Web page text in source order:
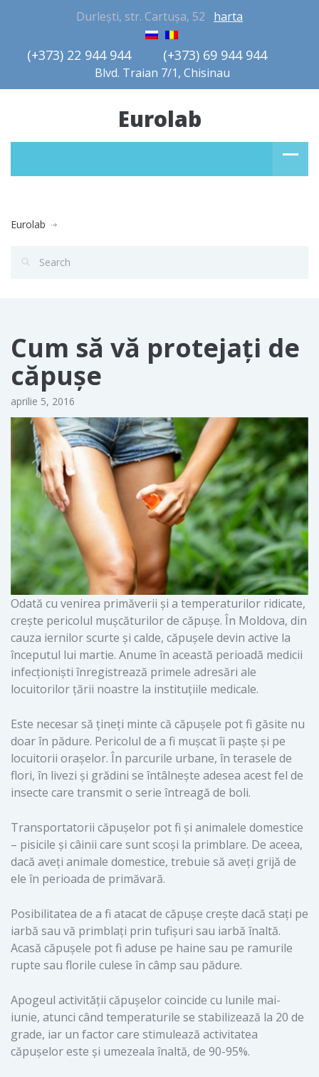
Durlești, str. Cartușa, 52 harta
(+373) 22 944 944         (+373) 69 944 944
Blvd. Traian 7/1, Chisinau
Eurolab
Eurolab
Cum să vă protejați de
căpușe
aprilie 5, 2016
Odată cu venirea primăverii și a temperaturilor ridicate,
crește pericolul mușcăturilor de căpușe. În Moldova, din
cauza iernilor scurte și calde, căpușele devin active la
începutul lui martie. Anume în această perioadă medicii
infecționiști înregistrează primele adresări ale
locuitorilor țării noastre la instituțiile medicale.
Este necesar să țineți minte că căpușele pot fi găsite nu
doar în pădure. Pericolul de a fi mușcat îi paște și pe
locuitorii orașelor. În parcurile urbane, în terasele de
flori, în livezi și grădini se întâlnește adesea acest fel de
insecte care transmit o serie întreagă de boli.
Transportatorii căpușelor pot fi și animalele domestice
– pisicile și câinii care sunt scoși la primblare. De aceea,
dacă aveți animale domestice, trebuie să aveți grijă de
ele în perioada de primăvară.
Posibilitatea de a fi atacat de căpușe crește dacă stați pe
iarbă sau vă primblați prin tufișuri sau iarbă înaltă.
Acasă căpușele pot fi aduse pe haine sau pe ramurile
rupte sau florile culese în câmp sau pădure.
Apogeul activității căpușelor coincide cu lunile mai-
iunie, atunci când temperaturile se stabilizează la 20 de
grade, iar un factor care stimulează activitatea
căpușelor este și umezeala înaltă, de 90-95%.